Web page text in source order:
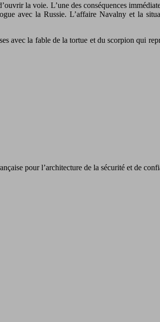
la voie. L’une des conséquences
avec la Russie. L’affaire Navalny et la
avec la fable de la tortue et du scorpion qui
pour l’architecture de la sécurité et de